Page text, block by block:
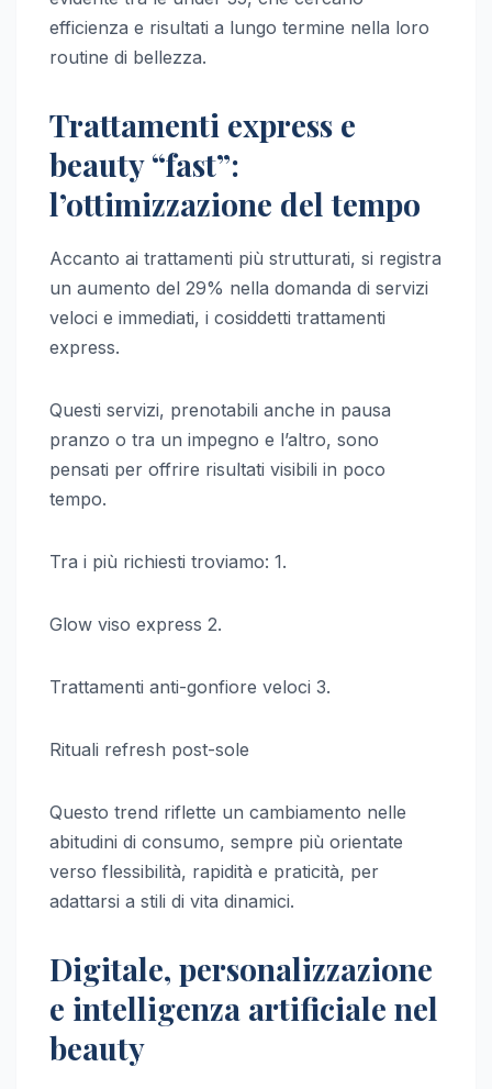
efficienza e risultati a lungo termine nella loro
routine di bellezza.
Trattamenti express e
beauty “fast”:
l’ottimizzazione del tempo
Accanto ai trattamenti più strutturati, si registra
un aumento del 29% nella domanda di servizi
veloci e immediati, i cosiddetti trattamenti
express.
Questi servizi, prenotabili anche in pausa
pranzo o tra un impegno e l’altro, sono
pensati per offrire risultati visibili in poco
tempo.
Tra i più richiesti troviamo: 1.
Glow viso express 2.
Trattamenti anti-gonfiore veloci 3.
Rituali refresh post-sole
Questo trend riflette un cambiamento nelle
abitudini di consumo, sempre più orientate
verso flessibilità, rapidità e praticità, per
adattarsi a stili di vita dinamici.
Digitale, personalizzazione
e intelligenza artificiale nel
beauty